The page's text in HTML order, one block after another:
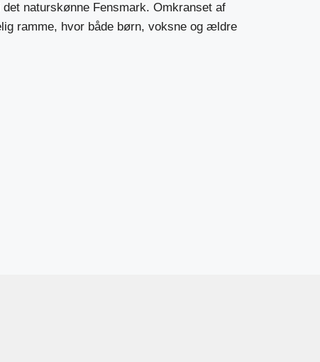
naturskønne Fensmark. Omkranset af
ramme, hvor både børn, voksne og ældre